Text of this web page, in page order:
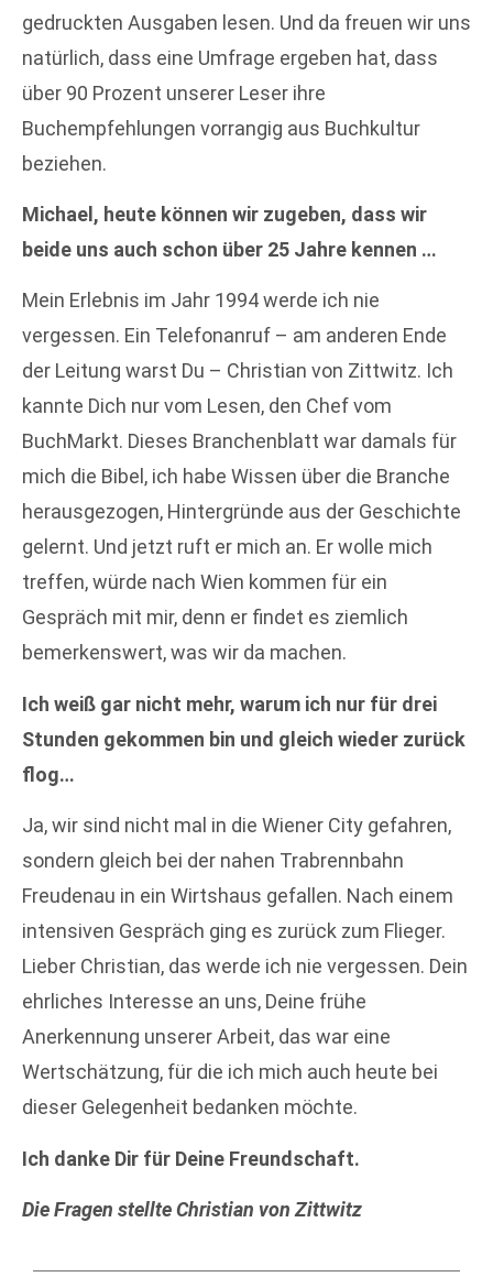
gedruckten Ausgaben lesen. Und da freuen wir uns
natürlich, dass eine Umfrage ergeben hat, dass
über 90 Prozent unserer Leser ihre
Buchempfehlungen vorrangig aus Buchkultur
beziehen.
Michael, heute können wir zugeben, dass wir
beide uns auch schon über 25 Jahre kennen …
Mein Erlebnis im Jahr 1994 werde ich nie
vergessen. Ein Telefonanruf – am anderen Ende
der Leitung warst Du – Christian von Zittwitz. Ich
kannte Dich nur vom Lesen, den Chef vom
BuchMarkt. Dieses Branchenblatt war damals für
mich die Bibel, ich habe Wissen über die Branche
herausgezogen, Hintergründe aus der Geschichte
gelernt. Und jetzt ruft er mich an. Er wolle mich
treffen, würde nach Wien kommen für ein
Gespräch mit mir, denn er findet es ziemlich
bemerkenswert, was wir da machen.
Ich weiß gar nicht mehr, warum ich nur für drei
Stunden gekommen bin und gleich wieder zurück
flog…
Ja, wir sind nicht mal in die Wiener City gefahren,
sondern gleich bei der nahen Trabrennbahn
Freudenau in ein Wirtshaus gefallen. Nach einem
intensiven Gespräch ging es zurück zum Flieger.
Lieber Christian, das werde ich nie vergessen. Dein
ehrliches Interesse an uns, Deine frühe
Anerkennung unserer Arbeit, das war eine
Wertschätzung, für die ich mich auch heute bei
dieser Gelegenheit bedanken möchte.
Ich danke Dir für Deine Freundschaft.
Die Fragen stellte Christian von Zittwitz